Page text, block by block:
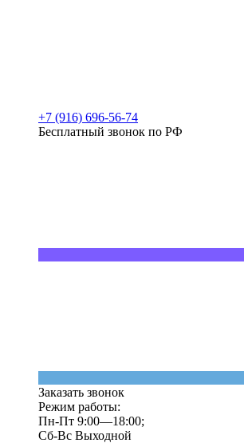
+7 (916) 696-56-74
Бесплатный звонок по РФ
Заказать звонок
Режим работы:
Пн-Пт 9:00—18:00;
Сб-Вс Выходной